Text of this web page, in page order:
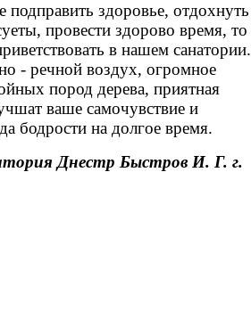
подправить здоровье, отдохнуть
провести здорово время, то
в нашем санатории.
- речной воздух, огромное
пород дерева, приятная
ваше самочувствие и
бодрости на долгое время.
Днестр Быстров И. Г. г.